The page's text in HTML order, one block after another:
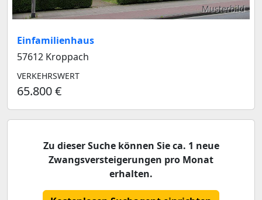
Musterbild
Einfamilienhaus
57612 Kroppach
VERKEHRSWERT
65.800 €
Zu dieser Suche können Sie ca. 1 neue
Zwangsversteigerungen pro Monat
erhalten.